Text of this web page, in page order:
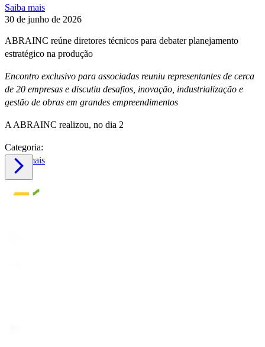
Saiba mais
30 de junho de 2026
ABRAINC reúne diretores técnicos para debater planejamento
estratégico na produção
Encontro exclusivo para associadas reuniu representantes de cerca
de 20 empresas e discutiu desafios, inovação, industrialização e
gestão de obras em grandes empreendimentos
A ABRAINC realizou, no dia 2
Categoria:
Saiba mais
